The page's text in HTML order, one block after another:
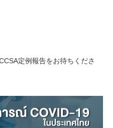
定例報告をお待ちくださ